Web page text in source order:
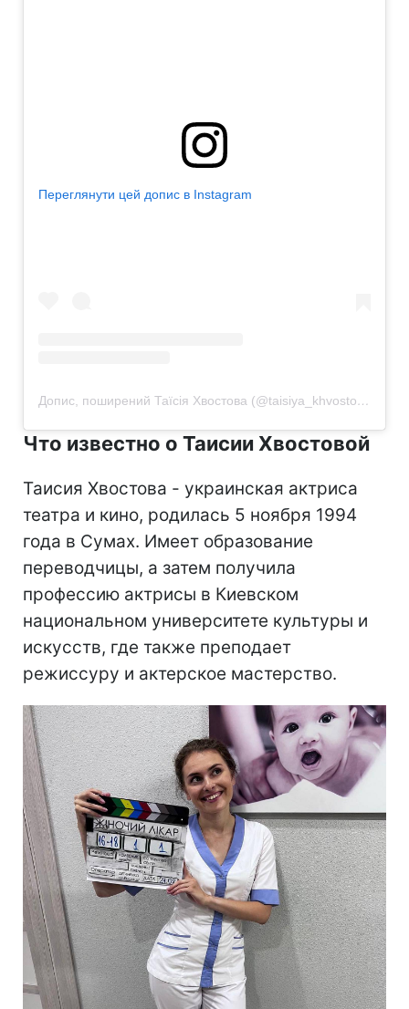
Переглянути цей допис в Instagram
Допис, поширений Таїсія Хвостова (@taisiya_khvostova)
Что известно о Таисии Хвостовой
Таисия Хвостова - украинская актриса
театра и кино, родилась 5 ноября 1994
года в Сумах. Имеет образование
переводчицы, а затем получила
профессию актрисы в Киевском
национальном университете культуры и
искусств, где также преподает
режиссуру и актерское мастерство.